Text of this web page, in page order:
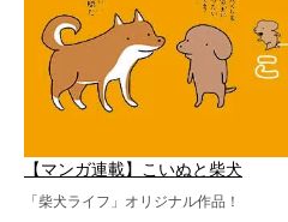
【マンガ連載】こいぬと柴犬
「柴犬ライフ」オリジナル作品！